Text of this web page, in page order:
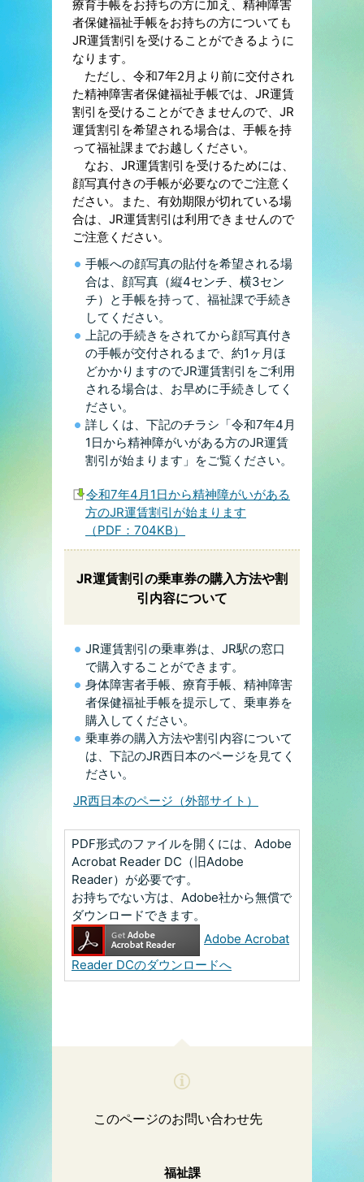
療育手帳をお持ちの方に加え、精神障害
者保健福祉手帳をお持ちの方についても
JR運賃割引を受けることができるように
なります。
ただし、令和7年2月より前に交付され
た精神障害者保健福祉手帳では、JR運賃
割引を受けることができませんので、JR
運賃割引を希望される場合は、手帳を持
って福祉課までお越しください。
なお、JR運賃割引を受けるためには、
顔写真付きの手帳が必要なのでご注意く
ださい。また、有効期限が切れている場
合は、JR運賃割引は利用できませんので
ご注意ください。
手帳への顔写真の貼付を希望される場
合は、顔写真（縦4センチ、横3セン
チ）と手帳を持って、福祉課で手続き
してください。
上記の手続きをされてから顔写真付き
の手帳が交付されるまで、約1ヶ月ほ
どかかりますのでJR運賃割引をご利用
される場合は、お早めに手続きしてく
ださい。
詳しくは、下記のチラシ「令和7年4月
1日から精神障がいがある方のJR運賃
割引が始まります」をご覧ください。
令和7年4月1日から精神障がいがある
方のJR運賃割引が始まります
（PDF：704KB）
JR運賃割引の乗車券の購入方法や割
引内容について
JR運賃割引の乗車券は、JR駅の窓口
で購入することができます。
身体障害者手帳、療育手帳、精神障害
者保健福祉手帳を提示して、乗車券を
購入してください。
乗車券の購入方法や割引内容について
は、下記のJR西日本のページを見てく
ださい。
JR西日本のページ（外部サイト）
PDF形式のファイルを開くには、Adobe
Acrobat Reader DC（旧Adobe
Reader）が必要です。
お持ちでない方は、Adobe社から無償で
ダウンロードできます。
Adobe Acrobat
Reader DCのダウンロードへ
このページのお問い合わせ先
福祉課